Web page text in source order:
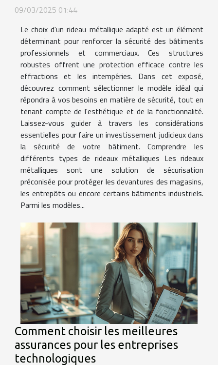
09/03/2025 01:44
Le choix d'un rideau métallique adapté est un élément
déterminant pour renforcer la sécurité des bâtiments
professionnels et commerciaux. Ces structures
robustes offrent une protection efficace contre les
effractions et les intempéries. Dans cet exposé,
découvrez comment sélectionner le modèle idéal qui
répondra à vos besoins en matière de sécurité, tout en
tenant compte de l'esthétique et de la fonctionnalité.
Laissez-vous guider à travers les considérations
essentielles pour faire un investissement judicieux dans
la sécurité de votre bâtiment. Comprendre les
différents types de rideaux métalliques Les rideaux
métalliques sont une solution de sécurisation
préconisée pour protéger les devantures des magasins,
les entrepôts ou encore certains bâtiments industriels.
Parmi les modèles...
Comment choisir les meilleures
assurances pour les entreprises
technologiques